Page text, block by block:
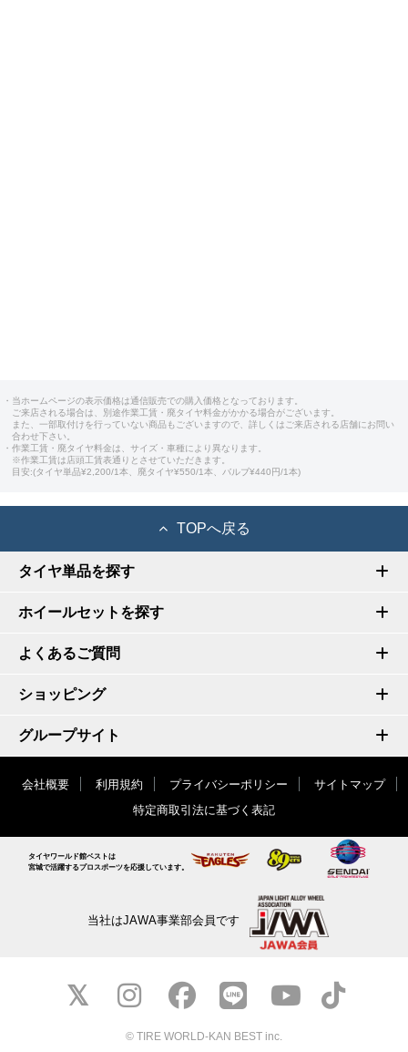
・当ホームページの表示価格は通信販売での購入価格となっております。
ご来店される場合は、別途作業工賃・廃タイヤ料金がかかる場合がございます。
また、一部取付けを行っていない商品もございますので、詳しくはご来店される店舗にお問い
合わせ下さい。
・作業工賃・廃タイヤ料金は、サイズ・車種により異なります。
※作業工賃は店頭工賃表通りとさせていただきます。
目安:(タイヤ単品¥2,200/1本、廃タイヤ¥550/1本、バルブ¥440円/1本)
TOPへ戻る
タイヤ単品を探す
ホイールセットを探す
よくあるご質問
ショッピング
グループサイト
会社概要 利用規約 プライバシーポリシー
サイトマップ
特定商取引法に基づく表記
タイヤワールド館ベストは
宮城で活躍するプロスポーツを応援しています。
当社はJAWA事業部会員です
© TIRE WORLD-KAN BEST inc.